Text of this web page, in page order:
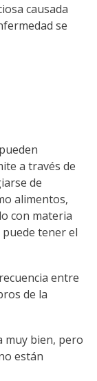
causada
se
a través de
de
alimentos,
con materia
puede tener el
entre
de la
muy bien, pero
están